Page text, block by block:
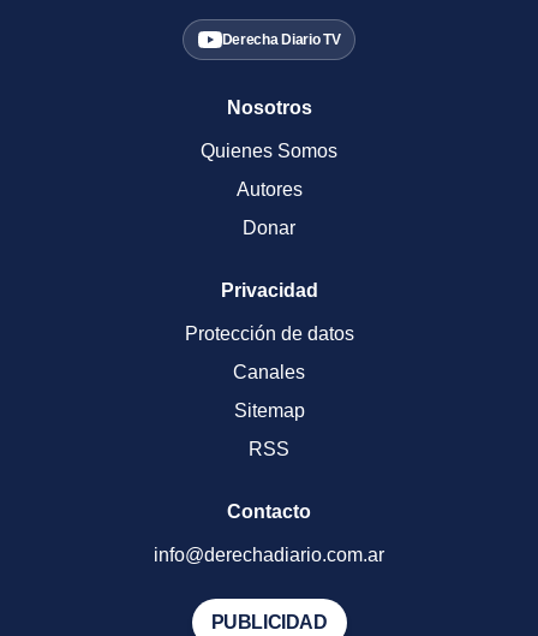
Derecha Diario TV
Nosotros
Quienes Somos
Autores
Donar
Privacidad
Protección de datos
Canales
Sitemap
RSS
Contacto
info@derechadiario.com.ar
PUBLICIDAD